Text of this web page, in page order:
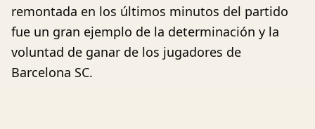
remontada en los últimos minutos del partido
fue un gran ejemplo de la determinación y la
voluntad de ganar de los jugadores de
Barcelona SC.